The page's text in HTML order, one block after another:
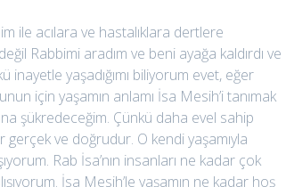
ile acılara ve hastalıklara dertlere
Rabbimi aradım ve beni ayağa kaldırdı ve
yaşadığımı biliyorum evet, eğer
için yaşamın anlamı İsa Mesih’i tanımak
şükredeceğim. Çünkü daha evel sahip
gerçek ve doğrudur. O kendi yaşamıyla
Rab İsa’nın insanları ne kadar çok
İsa Mesih’le yaşamın ne kadar hoş